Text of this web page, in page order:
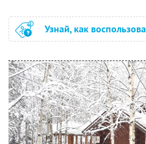
Узнай, как